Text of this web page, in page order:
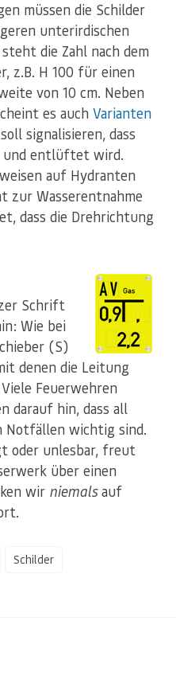
müssen die Schilder
unterirdischen
die Zahl nach dem
z.B. H 100 für einen
von 10 cm. Neben
es auch Varianten
signalisieren, dass
und entlüftet wird.
auf Hydranten
zur Wasserentnahme
dass die Drehrichtung
Schrift
Wie bei
(S)
denen die Leitung
Feuerwehren
darauf hin, dass all
Notfällen wichtig sind.
oder unlesbar, freut
über einen
wir niemalsauf
Schilder